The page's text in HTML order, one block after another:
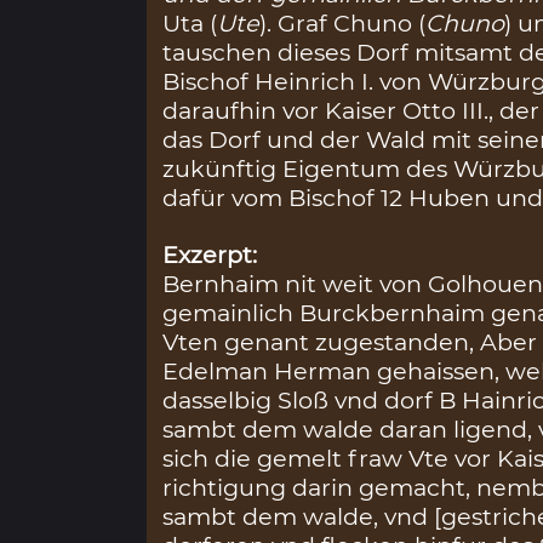
Uta (Ute). Graf Chuno (Chuno)
tauschen dieses Dorf mitsamt
Bischof Heinrich I. von
daraufhin vor Kaiser Otto III.,
das Dorf und der Wald mit
zukünftig Eigentum des
dafür vom Bischof 12 Huben
Exzerpt:
Bernhaim nit weit von
gemainlich Burckbernhaim
Vten genant zugestanden,
Edelman Herman gehaissen,
dasselbig Sloß vnd dorf B
sambt dem walde daran
sich die gemelt fraw Vte vor
richtigung darin gemacht,
sambt dem walde, vnd